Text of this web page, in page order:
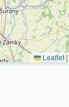
Leaflet |